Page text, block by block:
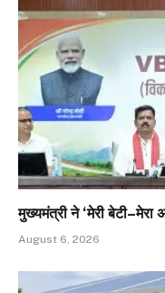
मुख्यमंत्री ने ‘मेरी बेटी–मेरा
August 6, 2026